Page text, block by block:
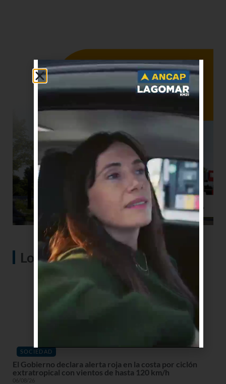
Lo más visto
SOCIEDAD
El Gobierno declara alerta roja en la costa por ciclón
extratropical con vientos de hasta 120 km/h
06/08/26